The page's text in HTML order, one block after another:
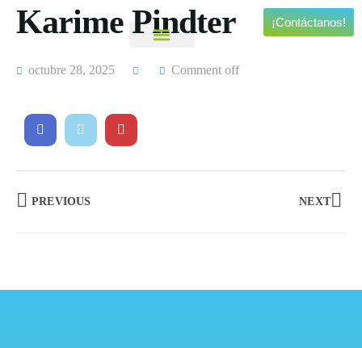
¡Contáctanos!
Karime Pindter
octubre 28, 2025 Comment off
PREVIOUS NEXT